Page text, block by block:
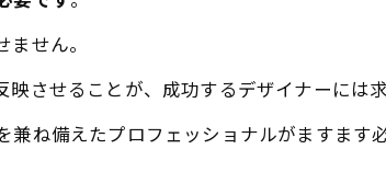
せん。
させることが、成功するデザイナーには求
ね備えたプロフェッショナルがますます